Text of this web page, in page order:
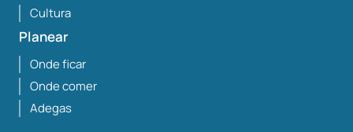
Cultura
Planear
Onde ficar
Onde comer
Adegas